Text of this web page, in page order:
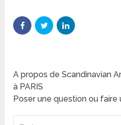
A propos de Scandinavian
à PARIS
Poser une question ou